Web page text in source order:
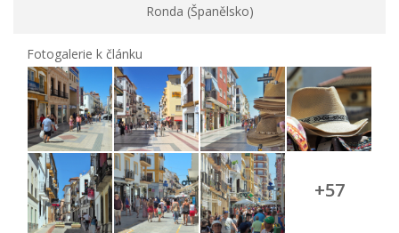
Ronda (Španělsko)
Fotogalerie k článku
+57